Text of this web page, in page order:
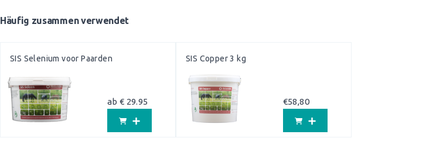
Häufig zusammen verwendet
SIS Selenium voor Paarden
ab € 29.95
SIS Copper 3 kg
€58,80